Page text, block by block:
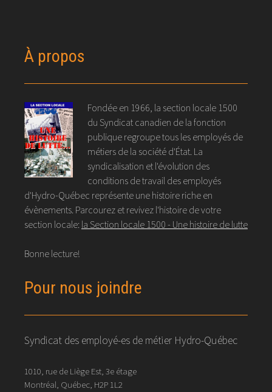
À propos
Fondée en 1966, la section locale 1500
du Syndicat canadien de la fonction
publique regroupe tous les employés de
métiers de la société d'État. La
syndicalisation et l'évolution des
conditions de travail des employés
d'Hydro-Québec représente une histoire riche en
évènements. Parcourez et revivez l'histoire de votre
section locale: la Section locale 1500 - Une histoire de lutte
Bonne lecture!
Pour nous joindre
Syndicat des employé-es de métier Hydro-Québec
1010, rue de Liège Est, 3e étage
Montréal, Québec, H2P 1L2